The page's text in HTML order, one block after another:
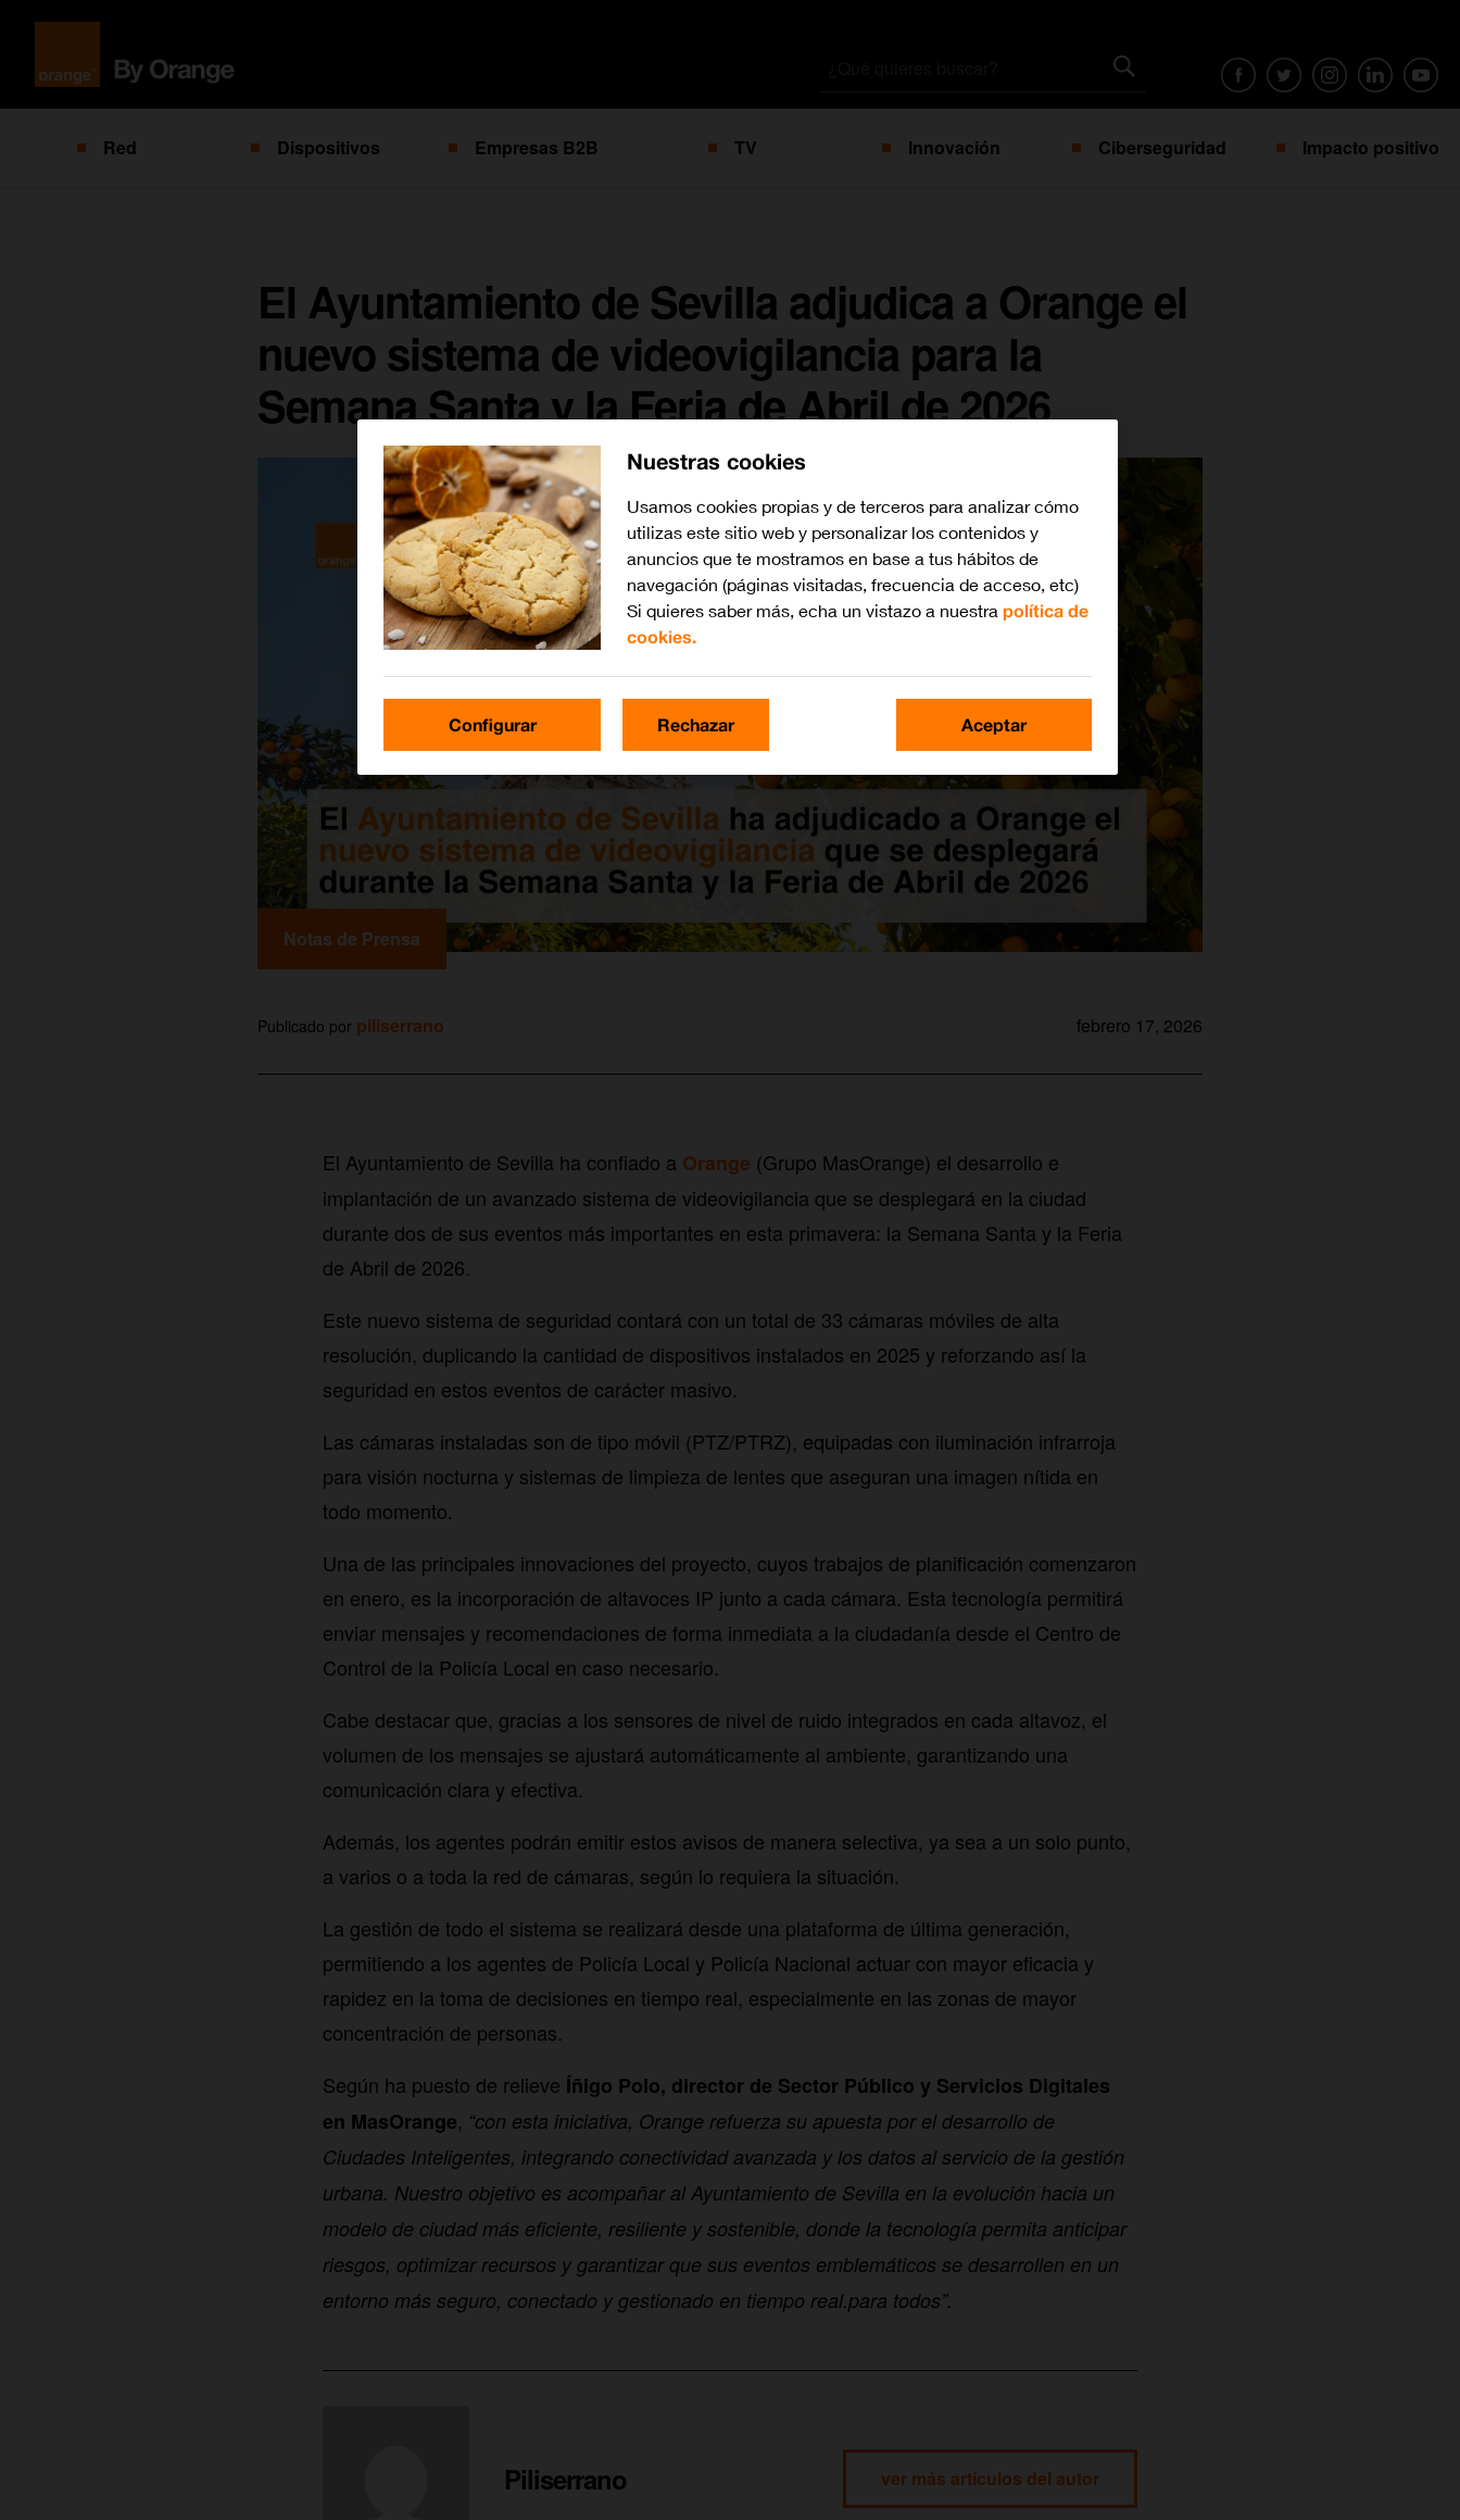
Red Dispositivos Empresas B2B TV Innovación Ciberseguridad Impacto positivo
El Ayuntamiento de Sevilla adjudica a Orange el
nuevo sistema de videovigilancia para la
Semana Santa y la Feria de Abril de 2026
Notas de Prensa
Publicado por piliserrano febrero 17, 2026
El Ayuntamiento de Sevilla ha confiado a Orange (Grupo MasOrange) el desarrollo e
implantación de un avanzado sistema de videovigilancia que se desplegará en la ciudad
durante dos de sus eventos más importantes en esta primavera: la Semana Santa y la Feria
de Abril de 2026.
Este nuevo sistema de seguridad contará con un total de 33 cámaras móviles de alta
resolución, duplicando la cantidad de dispositivos instalados en 2025 y reforzando así la
seguridad en estos eventos de carácter masivo.
Las cámaras instaladas son de tipo móvil (PTZ/PTRZ), equipadas con iluminación infrarroja
para visión nocturna y sistemas de limpieza de lentes que aseguran una imagen nítida en
todo momento.
Una de las principales innovaciones del proyecto, cuyos trabajos de planificación comenzaron
en enero, es la incorporación de altavoces IP junto a cada cámara. Esta tecnología permitirá
enviar mensajes y recomendaciones de forma inmediata a la ciudadanía desde el Centro de
Control de la Policía Local en caso necesario.
Cabe destacar que, gracias a los sensores de nivel de ruido integrados en cada altavoz, el
volumen de los mensajes se ajustará automáticamente al ambiente, garantizando una
comunicación clara y efectiva.
Además, los agentes podrán emitir estos avisos de manera selectiva, ya sea a un solo punto,
a varios o a toda la red de cámaras, según lo requiera la situación.
La gestión de todo el sistema se realizará desde una plataforma de última generación,
permitiendo a los agentes de Policía Local y Policía Nacional actuar con mayor eficacia y
rapidez en la toma de decisiones en tiempo real, especialmente en las zonas de mayor
concentración de personas.
Según ha puesto de relieve Íñigo Polo, director de Sector Público y Servicios Digitales
en MasOrange, “con esta iniciativa, Orange refuerza su apuesta por el desarrollo de
Ciudades Inteligentes, integrando conectividad avanzada y los datos al servicio de la gestión
urbana. Nuestro objetivo es acompañar al Ayuntamiento de Sevilla en la evolución hacia un
modelo de ciudad más eficiente, resiliente y sostenible, donde la tecnología permita anticipar
riesgos, optimizar recursos y garantizar que sus eventos emblemáticos se desarrollen en un
entorno más seguro, conectado y gestionado en tiempo real.para todos”.
Piliserrano ver más artículos del autor
Nuestras cookies
Usamos cookies propias y de terceros para analizar cómo
utilizas este sitio web y personalizar los contenidos y
anuncios que te mostramos en base a tus hábitos de
navegación (páginas visitadas, frecuencia de acceso, etc)
Si quieres saber más, echa un vistazo a nuestra política de
cookies.
Configurar Rechazar Aceptar